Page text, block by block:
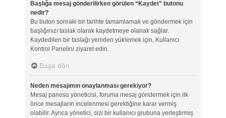
Başlığa mesaj gönderilirken görülen “Kaydet” butonu
nedir?
Bu buton sonraki bir tarihte tamamlamak ve göndermek için
başlığınızı taslak olarak kaydetmeye olanak sağlar.
Kaydedilen bir taslağı yeniden yüklemek için, Kullanıcı
Kontrol Panelini ziyaret edin.
Başa dön
Neden mesajımın onaylanması gerekiyor?
Mesaj panosu yöneticisi, foruma mesaj göndermek için ilk
önce mesajların incelenmesi gerektiğine karar vermiş
olabilir. Ayrıca yönetici, sizi bir kullanıcı grubuna yerleştirmiş